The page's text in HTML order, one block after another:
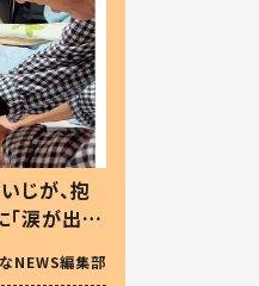
じが、抱
涙が出ま
なNEWS編集部